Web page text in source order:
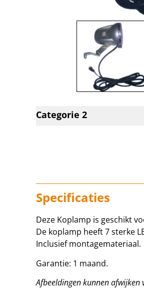
Artikelnummer:
Categorie 2
Specificaties
Deze Koplamp is geschikt
De koplamp heeft 7 sterke
Inclusief montagemateriaal.
Garantie: 1 maand.
Afbeeldingen kunnen afwijken